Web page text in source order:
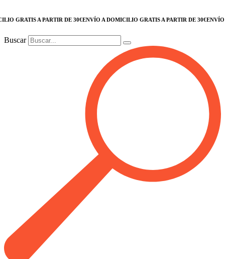
GRATIS A PARTIR DE 30€ENVÍO A DOMICILIO GRATIS A PARTIR DE 30€ENVÍO A
Buscar